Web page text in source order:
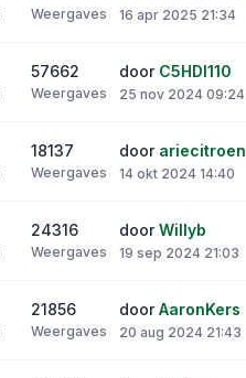
Weergaves 16 apr 2025 21:34
57662
Weergaves
door C5HDI110
25 nov 2024 09:24
18137
Weergaves
door ariecitroen
14 okt 2024 14:40
24316
Weergaves
doorWillyb
19 sep 2024 21:03
21856
Weergaves
doorAaronKers
20 aug 2024 21:43